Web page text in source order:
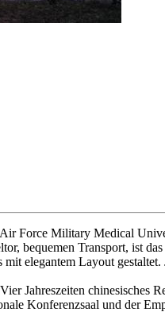
Force Military Medical
bequemen Transport, ist
elegantem Layout
Jahreszeiten chinesisches
Konferenzsaal und der